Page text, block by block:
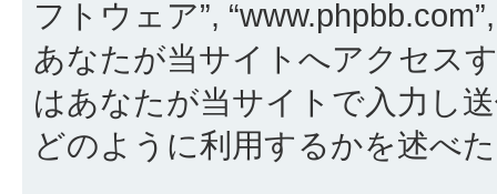
フトウェア”,
あなたが当サイトへアクセス
はあなたが当サイトで入力し
どのように利用するかを述べ